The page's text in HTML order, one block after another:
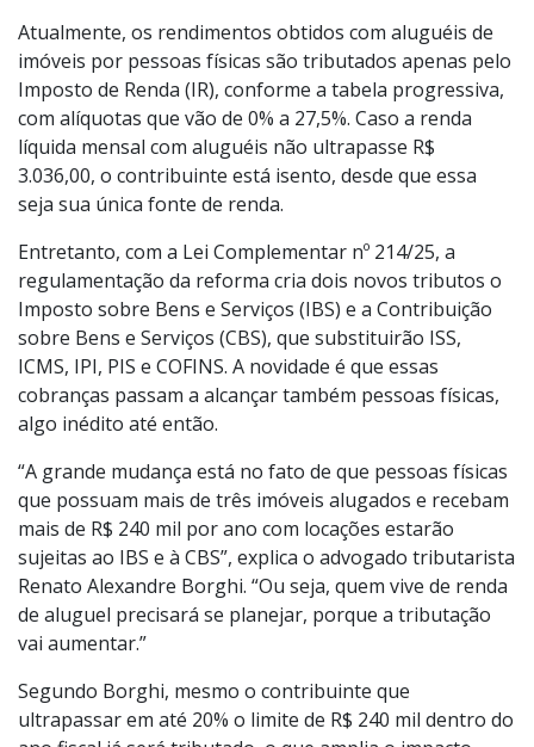
refere à tributação de aluguéis e operações de compra
e venda de imóveis.
Atualmente, os rendimentos obtidos com aluguéis de
imóveis por pessoas físicas são tributados apenas pelo
Imposto de Renda (IR), conforme a tabela progressiva,
com alíquotas que vão de 0% a 27,5%. Caso a renda
3.036,00, o contribuinte está isento, desde que essa
seja sua única fonte de renda.
Entretanto, com a Lei Complementar nº 214/25, a
regulamentação da reforma cria dois novos tributos o
Imposto sobre Bens e Serviços (IBS) e a Contribuição
sobre Bens e Serviços (CBS), que substituirão ISS,
cobranças passam a alcançar também pessoas físicas,
algo inédito até então.
“A grande mudança está no fato de que pessoas físicas
que possuam mais de três imóveis alugados e recebam
mais de R$ 240 mil por ano com locações estarão
sujeitas ao IBS e à CBS”, explica o advogado tributarista
de aluguel precisará se planejar, porque a tributação
vai aumentar.”